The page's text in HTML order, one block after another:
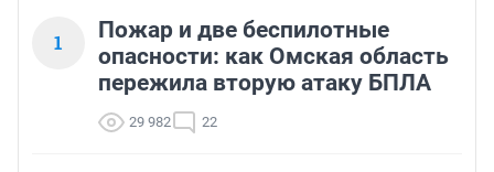
1
Пожар и две беспилотные
опасности: как Омская область
пережила вторую атаку БПЛА
29 982 22